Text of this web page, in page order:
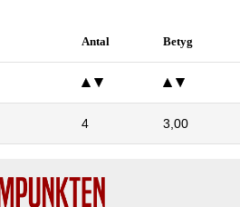
Antal Betyg
4 3,00